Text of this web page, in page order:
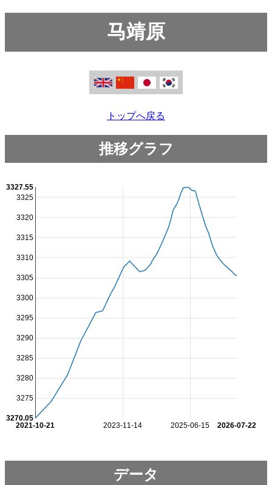
马靖原
トップへ戻る
推移グラフ
2023-11-14 2025-06-15
2021-10-21 2026-07-22
3275
3280
3285
3290
3295
3300
3305
3310
3315
3320
3325
3270.05
3327.55
データ